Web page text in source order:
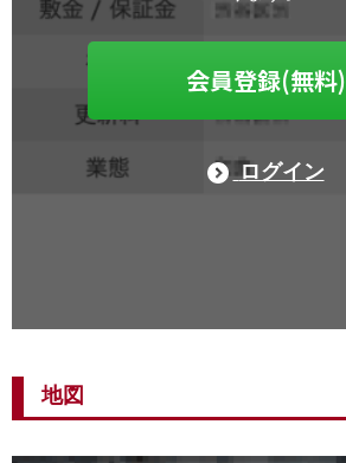
会員登録(無料)
ログイン
地図